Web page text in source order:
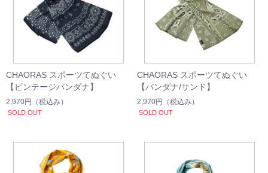
CHAORAS スポーツてぬぐい
【ビンテージバンダナ】
2,970円 （税込み）
SOLD OUT
CHAORAS スポーツてぬぐい
【バンダナ/サンド】
2,970円 （税込み）
SOLD OUT